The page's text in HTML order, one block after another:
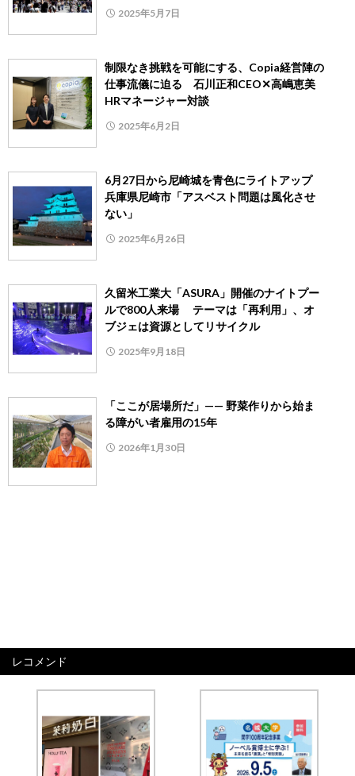
2025年5月7日
制限なき挑戦を可能にする、Copia経営陣の
仕事流儀に迫る 石川正和CEO✕高嶋恵美
HRマネージャー対談
2025年6月2日
6月27日から尼崎城を青色にライトアップ
兵庫県尼崎市「アスベスト問題は風化させ
ない」
2025年6月26日
久留米工業大「ASURA」開催のナイトプー
ルで800人来場 テーマは「再利用」、オ
ブジェは資源としてリサイクル
2025年9月18日
「ここが居場所だ」—— 野菜作りから始ま
る障がい者雇用の15年
2026年1月30日
レコメンド